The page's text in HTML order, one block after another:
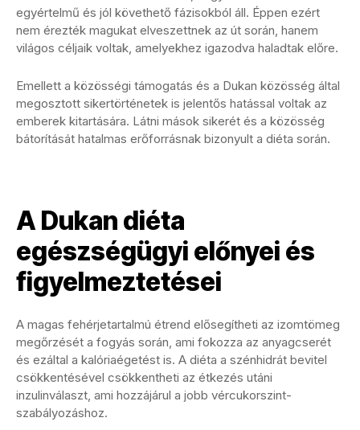
egyértelmű és jól követhető fázisokból áll. Éppen ezért
nem érezték magukat elveszettnek az út során, hanem
világos céljaik voltak, amelyekhez igazodva haladtak előre.
Emellett a közösségi támogatás és a Dukan közösség által
megosztott sikertörténetek is jelentős hatással voltak az
emberek kitartására. Látni mások sikerét és a közösség
bátorítását hatalmas erőforrásnak bizonyult a diéta során.
A Dukan diéta
egészségügyi előnyei és
figyelmeztetései
A magas fehérjetartalmú étrend elősegítheti az izomtömeg
megőrzését a fogyás során, ami fokozza az anyagcserét
és ezáltal a kalóriaégetést is. A diéta a szénhidrát bevitel
csökkentésével csökkentheti az étkezés utáni
inzulinválaszt, ami hozzájárul a jobb vércukorszint-
szabályozáshoz.